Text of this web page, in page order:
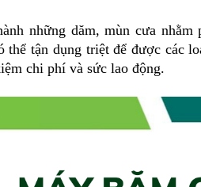
những dăm, mùn cưa nhằm
thể tận dụng triệt để được các
chi phí và sức lao động.